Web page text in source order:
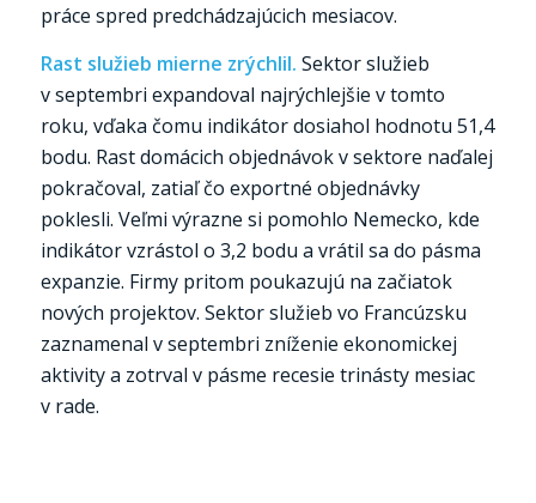
práce spred predchádzajúcich mesiacov.
Rast služieb mierne zrýchlil. Sektor služieb
v septembri expandoval najrýchlejšie v tomto
roku, vďaka čomu indikátor dosiahol hodnotu 51,4
bodu. Rast domácich objednávok v sektore naďalej
pokračoval, zatiaľ čo exportné objednávky
poklesli. Veľmi výrazne si pomohlo Nemecko, kde
indikátor vzrástol o 3,2 bodu a vrátil sa do pásma
expanzie. Firmy pritom poukazujú na začiatok
nových projektov. Sektor služieb vo Francúzsku
zaznamenal v septembri zníženie ekonomickej
aktivity a zotrval v pásme recesie trinásty mesiac
v rade.